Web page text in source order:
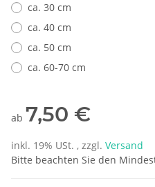
ca. 30 cm
ca. 40 cm
ca. 50 cm
ca. 60-70 cm
ab 7,50 €
inkl. 19% USt. , zzgl. Versand
Bitte beachten Sie den